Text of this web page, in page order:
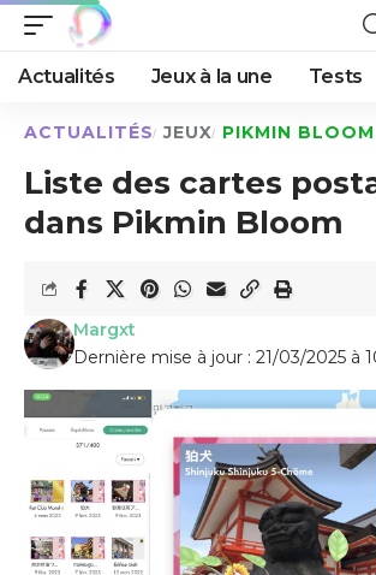
Actualités Jeux à la une Tests
ACTUALITÉS JEUX PIKMIN BLOOM
Liste des cartes
dans Pikmin Bloom
Dernière mise à jour : 21/03/2025 à
Margxt